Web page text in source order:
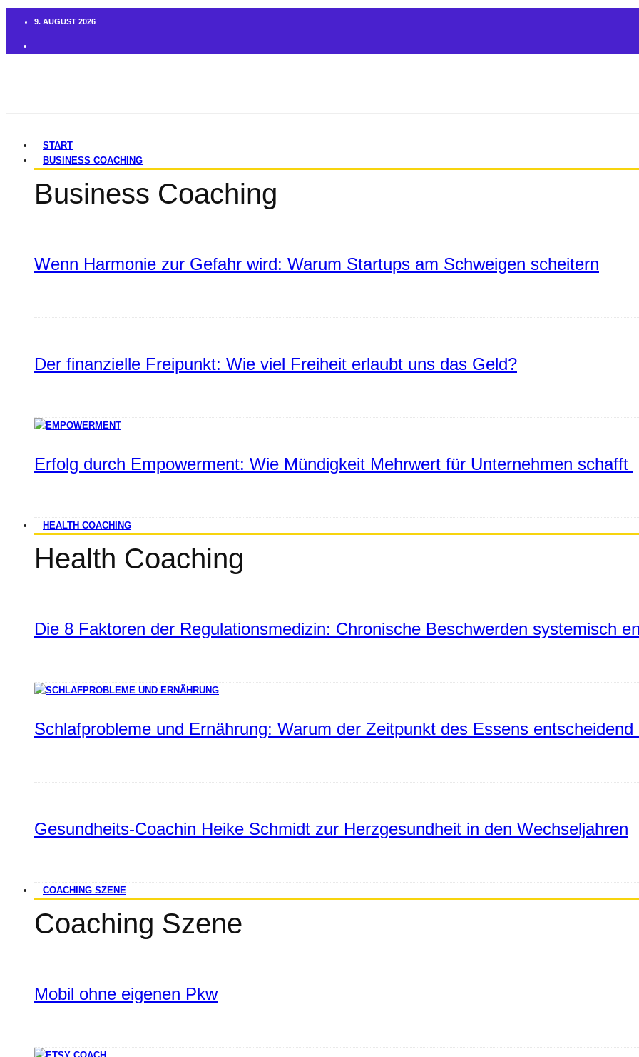
9. AUGUST 2026
START
BUSINESS COACHING
Business Coaching
Wenn Harmonie zur Gefahr wird: Warum Startups am Schweigen scheitern
Der finanzielle Freipunkt: Wie viel Freiheit erlaubt uns das Geld?
Erfolg durch Empowerment: Wie Mündigkeit Mehrwert für Unternehmen schafft
HEALTH COACHING
Health Coaching
Die 8 Faktoren der Regulationsmedizin: Chronische Beschwerden systemisch
Schlafprobleme und Ernährung: Warum der Zeitpunkt des Essens entscheidend
Gesundheits-Coachin Heike Schmidt zur Herzgesundheit in den Wechseljahren
COACHING SZENE
Coaching Szene
Mobil ohne eigenen Pkw